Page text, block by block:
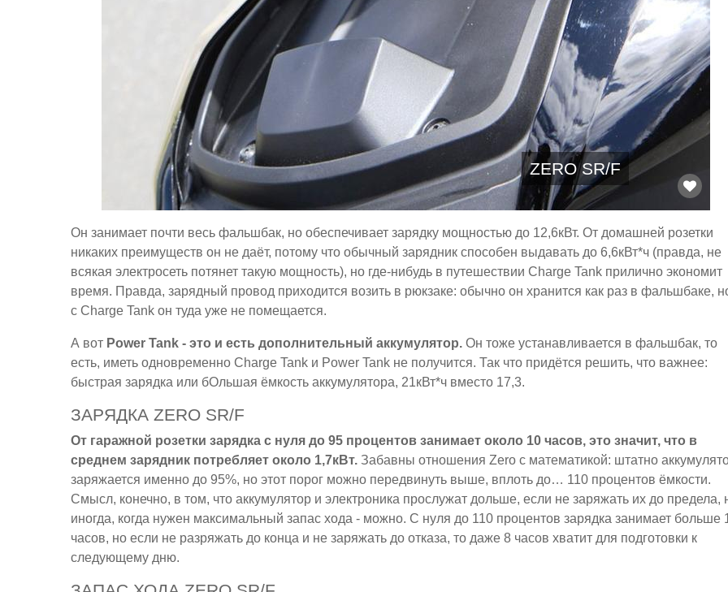
ZERO SR/F
Он занимает почти весь фальшбак, но обеспечивает зарядку мощностью до 12,6кВт. От домашней розетки
никаких преимуществ он не даёт, потому что обычный зарядник способен выдавать до 6,6кВт*ч (правда, не
всякая электросеть потянет такую мощность), но где-нибудь в путешествии Charge Tank прилично экономит
время. Правда, зарядный провод приходится возить в рюкзаке: обычно он хранится как раз в фальшбаке,
с Charge Tank он туда уже не помещается.
А вот Power Tank - это и есть дополнительный аккумулятор. Он тоже устанавливается в фальшбак, то
есть, иметь одновременно Charge Tank и Power Tank не получится. Так что придётся решить, что важнее:
быстрая зарядка или бОльшая ёмкость аккумулятора, 21кВт*ч вместо 17,3.
ЗАРЯДКА ZERO SR/F
От гаражной розетки зарядка с нуля до 95 процентов занимает около 10 часов, это значит, что в
среднем зарядник потребляет около 1,7кВт. Забавны отношения Zero с математикой: штатно
заряжается именно до 95%, но этот порог можно передвинуть выше, вплоть до… 110 процентов ёмкости.
Смысл, конечно, в том, что аккумулятор и электроника прослужат дольше, если не заряжать их до предела,
иногда, когда нужен максимальный запас хода - можно. С нуля до 110 процентов зарядка занимает больше
часов, но если не разряжать до конца и не заряжать до отказа, то даже 8 часов хватит для подготовки к
следующему дню.